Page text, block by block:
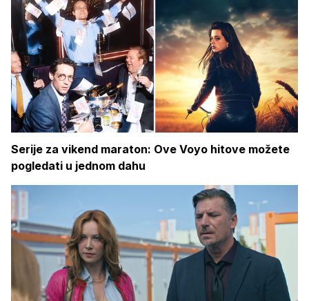
Serije za vikend maraton: Ove Voyo hitove možete
pogledati u jednom dahu